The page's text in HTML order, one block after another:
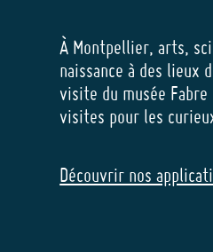
À Montpellier, arts,
naissance à des lieux
visite du musée
visites pour les
Découvrir nos